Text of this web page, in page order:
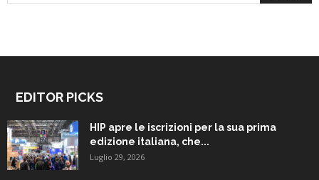
EDITOR PICKS
HIP apre le iscrizioni per la sua prima
edizione italiana, che...
Luglio 29, 2026